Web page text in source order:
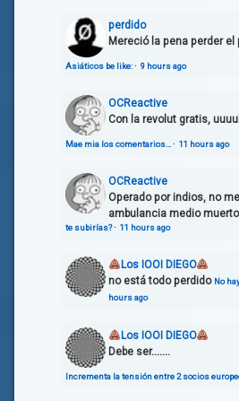
perdido
Mereció la pena perder
Asiáticos be like:· 9 hours ago
OCReactive
Con la revolut gratis,
Mae mia los comentarios… · 11 hours ago
OCReactive
Operado por indios, no
ambulancia medio muerto
te subirías?· 11 hours ago
Los IOOI DIEGO
no está todo perdido No
hours ago
Los IOOI DIEGO
Debe ser.......
Incrementa la tensión entre 2 socios